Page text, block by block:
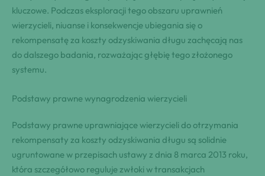
kluczowe. Podczas eksploracji tego obszaru uprawnień
wierzycieli, niuanse i konsekwencje ubiegania się o
rekompensatę za koszty odzyskiwania długu zachęcają nas
do dalszego badania, rozważając głębię tego złożonego
systemu.
Podstawy prawne wynagrodzenia wierzycieli
Podstawy prawne uprawniające wierzycieli do otrzymania
rekompensaty za koszty odzyskiwania długu są solidnie
ugruntowane w przepisach ustawy z dnia 8 marca 2013 roku,
która szczegółowo reguluje zwłoki w transakcjach